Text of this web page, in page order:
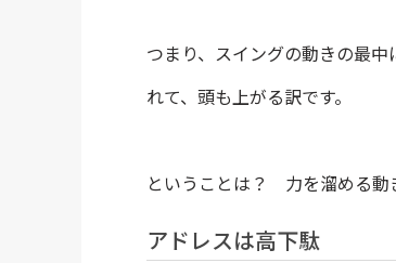
つまり、スイングの動きの最
れて、頭も上がる訳です。
ということは？ 力を溜める動
アドレスは高下駄